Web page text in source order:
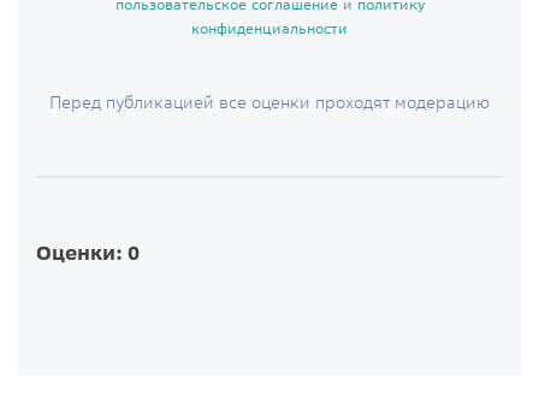
пользовательское соглашениеи политику
конфиденциальности
Перед публикацией все оценки проходят модерацию
Оценки: 0